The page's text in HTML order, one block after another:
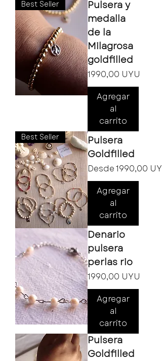
Best Seller
Pulsera y
medalla
de la
Milagrosa
goldfilled
Precio
1990,00 UYU
Agregar
al
carrito
Best Seller
Pulsera
Goldfilled
Desde1990,00
Precio de oferta
Agregar
al
carrito
Denario
pulsera
perlas rio
Precio
1990,00 UYU
Agregar
al
carrito
Pulsera
Goldfilled